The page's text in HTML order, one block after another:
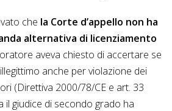
che la Corte d’appello non ha
alternativa di licenziamento
aveva chiesto di accertare se
anche per violazione dei
(Direttiva 2000/78/CE e art. 33
il giudice di secondo grado ha